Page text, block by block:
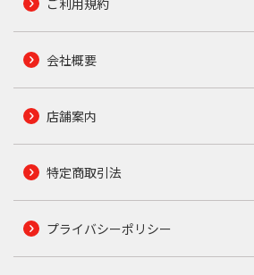
ご利用規約
会社概要
店舗案内
特定商取引法
プライバシーポリシー